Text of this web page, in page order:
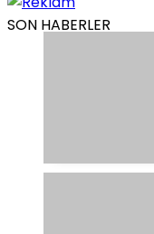
SON HABERLER